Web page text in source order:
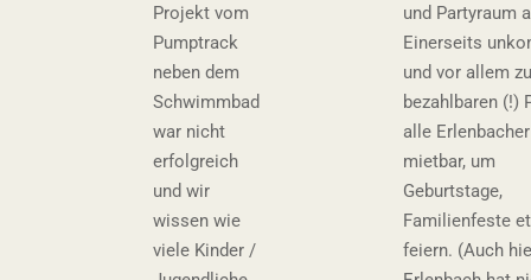
und Partyraum
Einerseits
und vor allem
bezahlbaren (!)
alle
mietbar, um
Geburtstage,
Familienfeste
feiern. (Auch
Projekt vom
Pumptrack
neben dem
Schwimmbad
war nicht
erfolgreich
und wir
wissen wie
viele Kinder /